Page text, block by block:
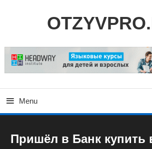
Menu
Пришёл в Банк купить